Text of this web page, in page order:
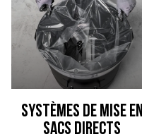
Systèmes de mise en
sacs directs